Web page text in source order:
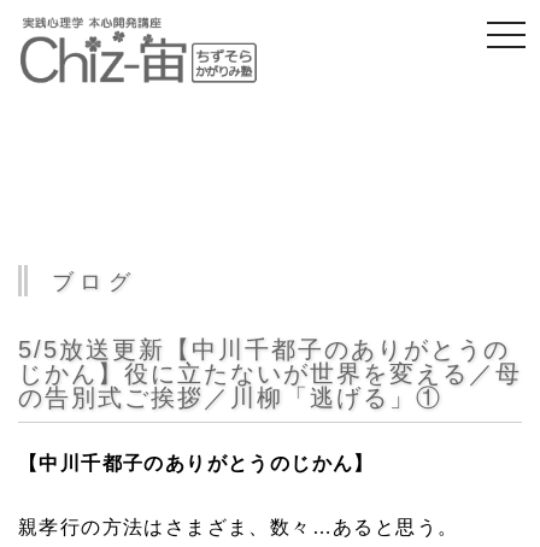
ブログ
5/5放送更新【中川千都子のありがとうの
じかん】役に立たないが世界を変える／母
の告別式ご挨拶／川柳「逃げる」①
【中川千都子のありがとうのじかん】
親孝行の方法はさまざま、数々…あると思う。